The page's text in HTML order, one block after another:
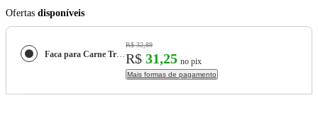
Ofertas disponíveis
Faca para Carne Tramontina Chef 8” Plenus Inox - Preta
R$ 32,89
R$ 31,25 no pix
Mais formas de pagamento